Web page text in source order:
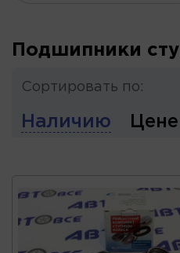
Подшипники
Сортировать по:
Наличию